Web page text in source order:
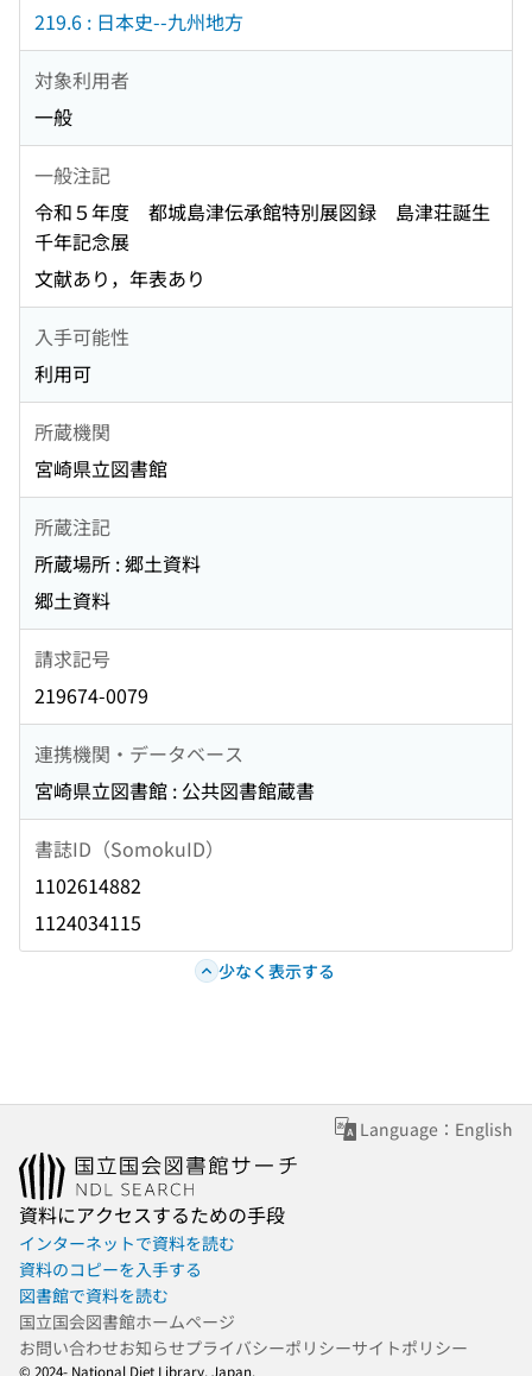
219.6 : 日本史--九州地方
対象利用者
一般
一般注記
令和５年度 都城島津伝承館特別展図録 島津荘誕生
千年記念展
文献あり，年表あり
入手可能性
利用可
所蔵機関
宮崎県立図書館
所蔵注記
所蔵場所 : 郷土資料
郷土資料
請求記号
219674-0079
連携機関・データベース
宮崎県立図書館 : 公共図書館蔵書
書誌ID（SomokuID）
1102614882
1124034115
少なく表示する
Language：English
資料にアクセスするための手段
インターネットで資料を読む
資料のコピーを入手する
図書館で資料を読む
国立国会図書館ホームページ
お問い合わせお知らせプライバシーポリシーサイトポリシー
© 2024- National Diet Library, Japan.